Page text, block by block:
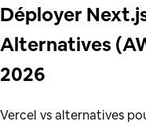
Déployer
Alternatives
2026
Vercel vs alternatives